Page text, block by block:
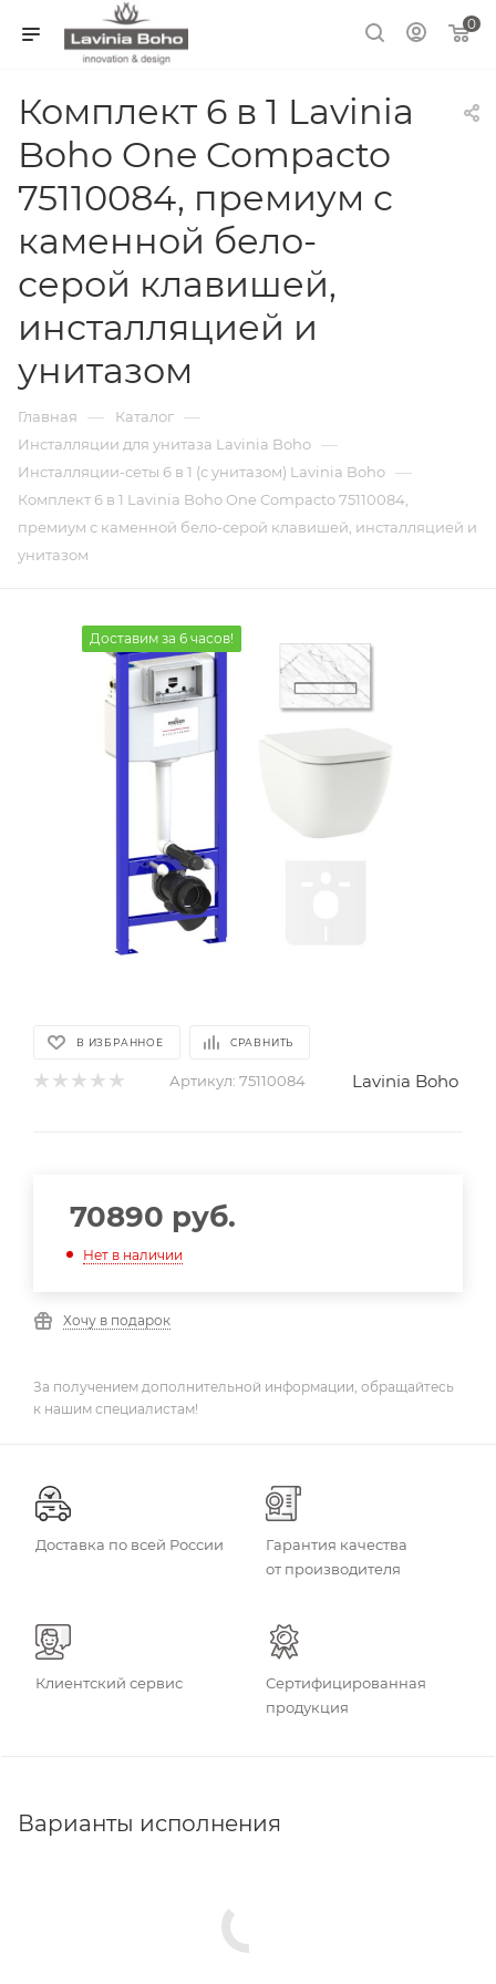
0
Комплект 6 в 1 Lavinia
Boho One Compacto
75110084, премиум с
каменной бело-
серой клавишей,
инсталляцией и
унитазом
Главная — Каталог —
Инсталляции для унитаза Lavinia Boho —
Инсталляции-сеты 6 в 1 (с унитазом) Lavinia Boho —
Комплект 6 в 1 Lavinia Boho One Compacto 75110084,
премиум с каменной бело-серой клавишей, инсталляцией и
унитазом
Доставим за 6 часов!
В ИЗБРАННОЕ СРАВНИТЬ
Артикул: 75110084 Lavinia Boho
70890 руб.
Нет в наличии
Хочу в подарок
За получением дополнительной информации, обращайтесь
к нашим специалистам!
Доставка по всей России
Гарантия качества
от производителя
Клиентский сервис
Сертифицированная
продукция
Варианты исполнения